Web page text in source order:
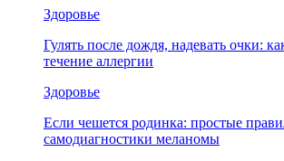
Здоровье
Гулять после дождя, надевать очки:
течение аллергии
Здоровье
Если чешется родинка: простые
самодиагностики меланомы